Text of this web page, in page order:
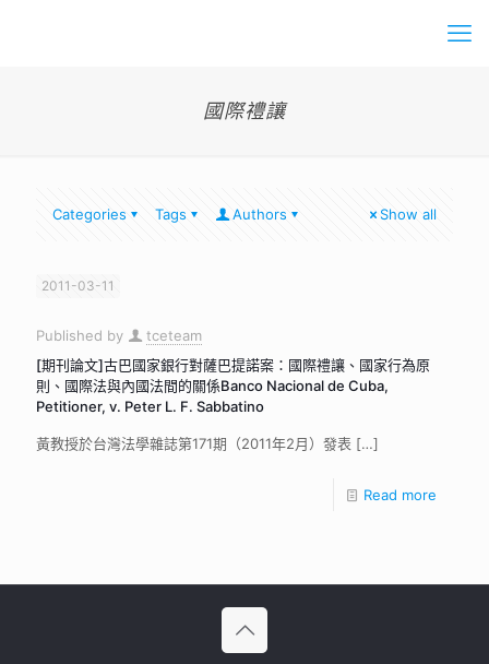
國際禮讓
Categories Tags Authors Show all
2011-03-11
Published by
tceteam
[期刊論文]古巴國家銀行對薩巴提諾案：國際禮讓、國家行為原
則、國際法與內國法間的關係Banco Nacional de Cuba,
Petitioner, v. Peter L. F. Sabbatino
黃教授於台灣法學雜誌第171期（2011年2月）發表 […]
Read more